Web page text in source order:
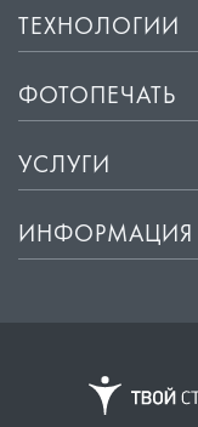
ТЕХНОЛОГИИ
ФОТОПЕЧАТЬ
УСЛУГИ
ИНФОРМАЦИЯ